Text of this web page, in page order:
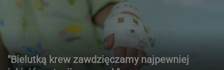
"Bielutką krew zawdzięczamy najpewniej